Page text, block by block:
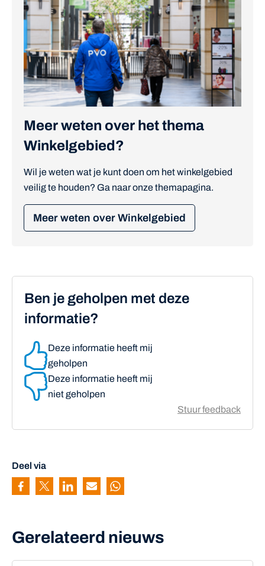
Meer weten over het thema
Winkelgebied?
Wil je weten wat je kunt doen om het winkelgebied
veilig te houden? Ga naar onze themapagina.
Meer weten over Winkelgebied
Ben je geholpen met deze
informatie?
Deze informatie heeft mij
geholpen
Deze informatie heeft mij
niet geholpen
Stuur feedback
Deel via
Pagina delen via Facebook
Pagina delen via Twitter
Pagina delen via Linkedin
Pagina delen via Mail
Pagina delen via Whatsapp
Gerelateerd nieuws